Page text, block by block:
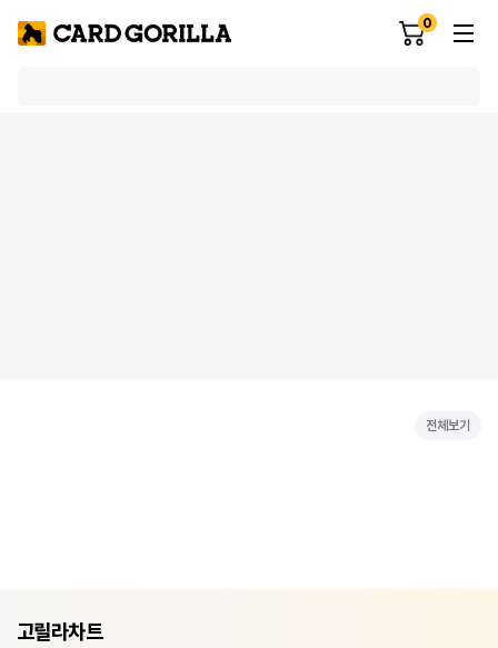
0
전체보기
고릴라차트